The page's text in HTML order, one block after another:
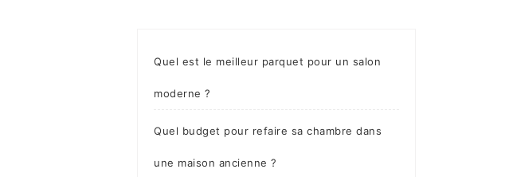
Quel est le meilleur parquet pour un salon
moderne ?
Quel budget pour refaire sa chambre dans
une maison ancienne ?